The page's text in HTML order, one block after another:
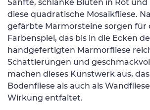
Sanfte, schlanke Blüten in Rot und
diese quadratische Mosaikfliese.
gefärbte Marmorsteine sorgen für
Farbenspiel, das bis in die Ecken
handgefertigten Marmorfliese
Schattierungen und
machen dieses Kunstwerk aus,
Bodenfliese als auch als
Wirkung entfaltet.